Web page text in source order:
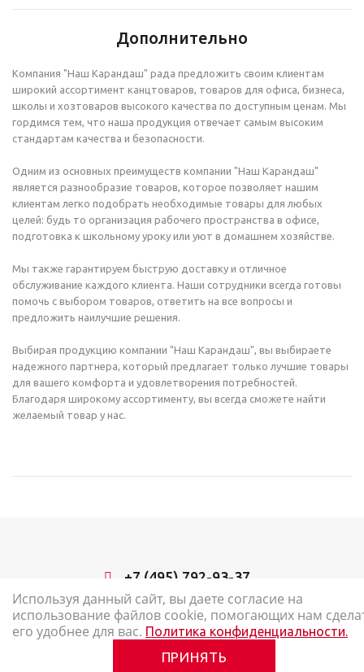
Дополнительно
Компания "Наш Карандаш" рада предложить своим клиентам
широкий ассортимент канцтоваров, товаров для офиса, бизнеса,
школы и хозтоваров высокого качества по доступным ценам. Мы
гордимся тем, что наша продукция отвечает самым высоким
стандартам качества и безопасности.
Одним из основных преимуществ компании "Наш Карандаш"
является разнообразие товаров, которое позволяет нашим
клиентам легко подобрать необходимые товары для любых
целей: будь то организация рабочего пространства в офисе,
подготовка к школьному уроку или уют в домашнем хозяйстве.
Мы также гарантируем быструю доставку и отличное
обслуживание каждого клиента. Наши сотрудники всегда готовы
помочь с выбором товаров, ответить на все вопросы и
предложить наилучшие решения.
Выбирая продукцию компании "Наш Карандаш", вы выбираете
надежного партнера, который предлагает только лучшие товары
для вашего комфорта и удовлетворения потребностей.
Благодаря широкому ассортименту, вы всегда сможете найти
желаемый товар у нас.
+7 (495) 792-93-37
2026 © Наш Карандаш: интернет-магазин канцелярских товаров
Карта сайта
Используя данный сайт, вы даете согласие на
использование файлов cookie, помогающих нам
его удобнее для вас. Политика конфиденциальности.
ПРИНЯТЬ